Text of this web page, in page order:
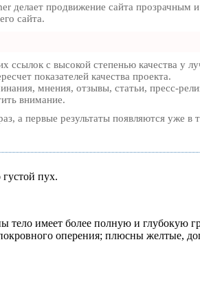
делает продвижение сайта
сайта.
с высокой степенью качества у
показателей качества проекта.
мнения, отзывы, статьи, пресс-
внимание.
а первые результаты появляются уже в
пух.
имеет более полную и глубокую
оперения; плюсны желтые,